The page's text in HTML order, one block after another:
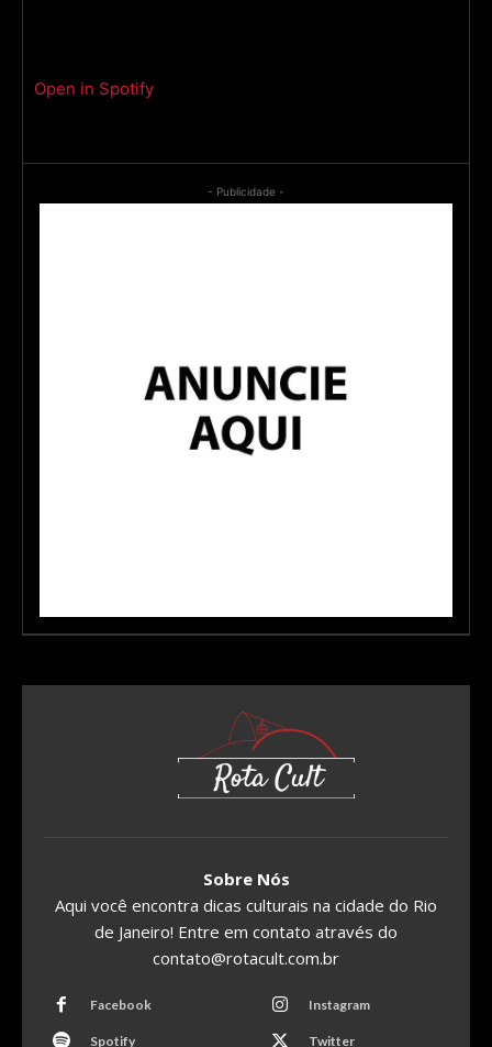
Open in Spotify
- Publicidade -
Sobre Nós
Aqui você encontra dicas culturais na cidade do Rio
de Janeiro! Entre em contato através do
contato@rotacult.com.br
Facebook Instagram
Spotify Twitter